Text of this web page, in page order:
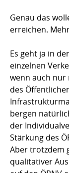
Genau das
erreichen.
Es geht ja in
einzelnen
wenn auch
des
bergen
der
Stärkung des
Aber trotzdem
qualitativer